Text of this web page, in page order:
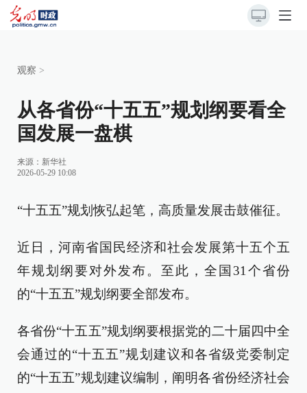
观察 >
从各省份“十五五”规划纲要看全
国发展一盘棋
来源： 新华社
2026-05-29 10:08
“十五五”规划恢弘起笔，高质量发展击鼓催征。
近日，河南省国民经济和社会发展第十五个五
年规划纲要对外发布。至此，全国31个省份
的“十五五”规划纲要全部发布。
各省份“十五五”规划纲要根据党的二十届四中全
会通过的“十五五”规划建议和各省级党委制定
的“十五五”规划建议编制，阐明各省份经济社会